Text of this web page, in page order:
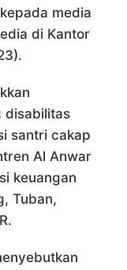
media
di Kantor
disabilitas
santri cakap
Al Anwar
keuangan
Tuban,